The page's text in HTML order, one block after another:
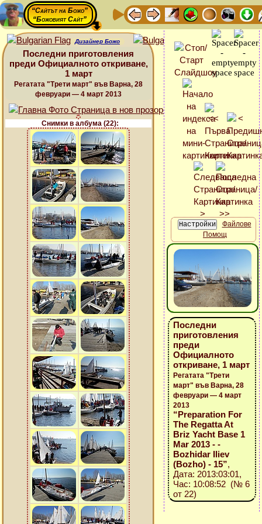
“Сайтът на Божо”
“Божовият Сайт”
Дизайнер Божо
Последни приготовления
преди Официалното откриване,
1 март
Регатата "Трети март" във Варна, 28
февруари — 4 март 2013
Снимки в албума (22):
Файлове
Помощ
Последни
приготовления
преди
Официалното
откриване, 1 март
Регатата "Трети
март" във Варна, 28
февруари — 4 март
2013
“Preparation For
The Regatta At
Briz Yacht Base 1
Mar 2013 - -
Bozhidar Iliev
(Bozho) - 15”,
Дата: 2013:03:01,
Час: 10:08:52 (№ 6
от 22)